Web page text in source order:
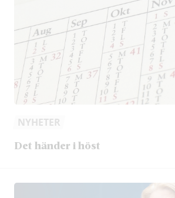
NYHETER
Det händer i höst